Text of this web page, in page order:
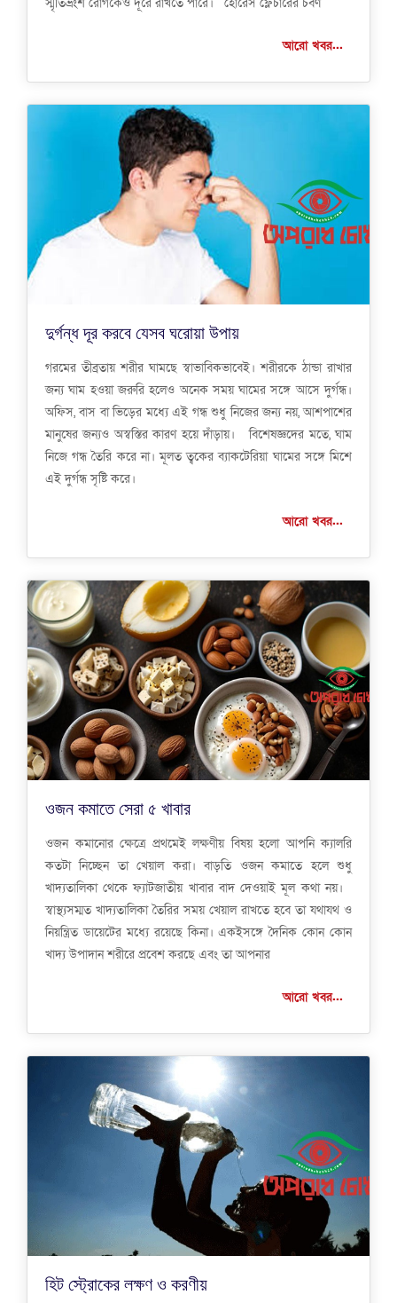
স্মৃতিভ্রংশ রোগকেও দূরে রাখতে পারে। হোরেস ফ্লেচারের চর্বণ
আরো খবর...
দুর্গন্ধ দূর করবে যেসব ঘরোয়া উপায়
গরমের তীব্রতায় শরীর ঘামছে স্বাভাবিকভাবেই। শরীরকে ঠান্ডা রাখার
জন্য ঘাম হওয়া জরুরি হলেও অনেক সময় ঘামের সঙ্গে আসে দুর্গন্ধ।
অফিস, বাস বা ভিড়ের মধ্যে এই গন্ধ শুধু নিজের জন্য নয়, আশপাশের
মানুষের জন্যও অস্বস্তির কারণ হয়ে দাঁড়ায়। বিশেষজ্ঞদের মতে, ঘাম
নিজে গন্ধ তৈরি করে না। মূলত ত্বকের ব্যাকটেরিয়া ঘামের সঙ্গে মিশে
এই দুর্গন্ধ সৃষ্টি করে।
আরো খবর...
ওজন কমাতে সেরা ৫ খাবার
ওজন কমানোর ক্ষেত্রে প্রথমেই লক্ষণীয় বিষয় হলো আপনি ক্যালরি
কতটা নিচ্ছেন তা খেয়াল করা। বাড়তি ওজন কমাতে হলে শুধু
খাদ্যতালিকা থেকে ফ্যাটজাতীয় খাবার বাদ দেওয়াই মূল কথা নয়।
স্বাস্থ্যসম্মত খাদ্যতালিকা তৈরির সময় খেয়াল রাখতে হবে তা যথাযথ ও
নিয়ন্ত্রিত ডায়েটের মধ্যে রয়েছে কিনা। একইসঙ্গে দৈনিক কোন কোন
খাদ্য উপাদান শরীরে প্রবেশ করছে এবং তা আপনার
আরো খবর...
হিট স্ট্রোকের লক্ষণ ও করণীয়